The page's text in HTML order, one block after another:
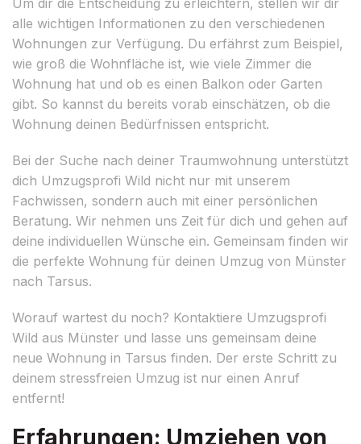
alle wichtigen Informationen zu den verschiedenen
Wohnungen zur Verfügung. Du erfährst zum Beispiel,
wie groß die Wohnfläche ist, wie viele Zimmer die
Wohnung hat und ob es einen Balkon oder Garten
gibt. So kannst du bereits vorab einschätzen, ob die
Wohnung deinen Bedürfnissen entspricht.
Bei der Suche nach deiner Traumwohnung unterstützt
dich Umzugsprofi Wild nicht nur mit unserem
Fachwissen, sondern auch mit einer persönlichen
Beratung. Wir nehmen uns Zeit für dich und gehen auf
deine individuellen Wünsche ein. Gemeinsam finden wir
die perfekte Wohnung für deinen Umzug von Münster
nach Tarsus.
Worauf wartest du noch? Kontaktiere Umzugsprofi
Wild aus Münster und lasse uns gemeinsam deine
neue Wohnung in Tarsus finden. Der erste Schritt zu
deinem stressfreien Umzug ist nur einen Anruf
entfernt!
Erfahrungen: Umziehen von